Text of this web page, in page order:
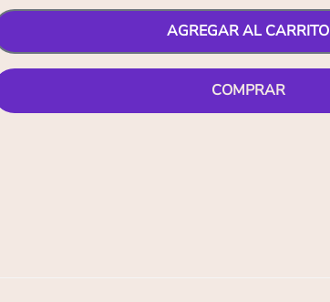
AGREGAR AL CARRITO
COMPRAR